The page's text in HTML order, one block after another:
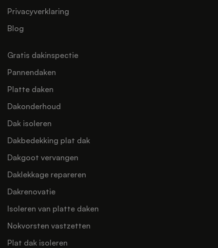
Privacyverklaring
Blog
Gratis dakinspectie
Pannendaken
Platte daken
Dakonderhoud
Dak isoleren
Dakbedekking plat dak
Dakgoot vervangen
Daklekkage repareren
Dakrenovatie
Isoleren van platte daken
Nokvorsten vastzetten
Plat dak isoleren